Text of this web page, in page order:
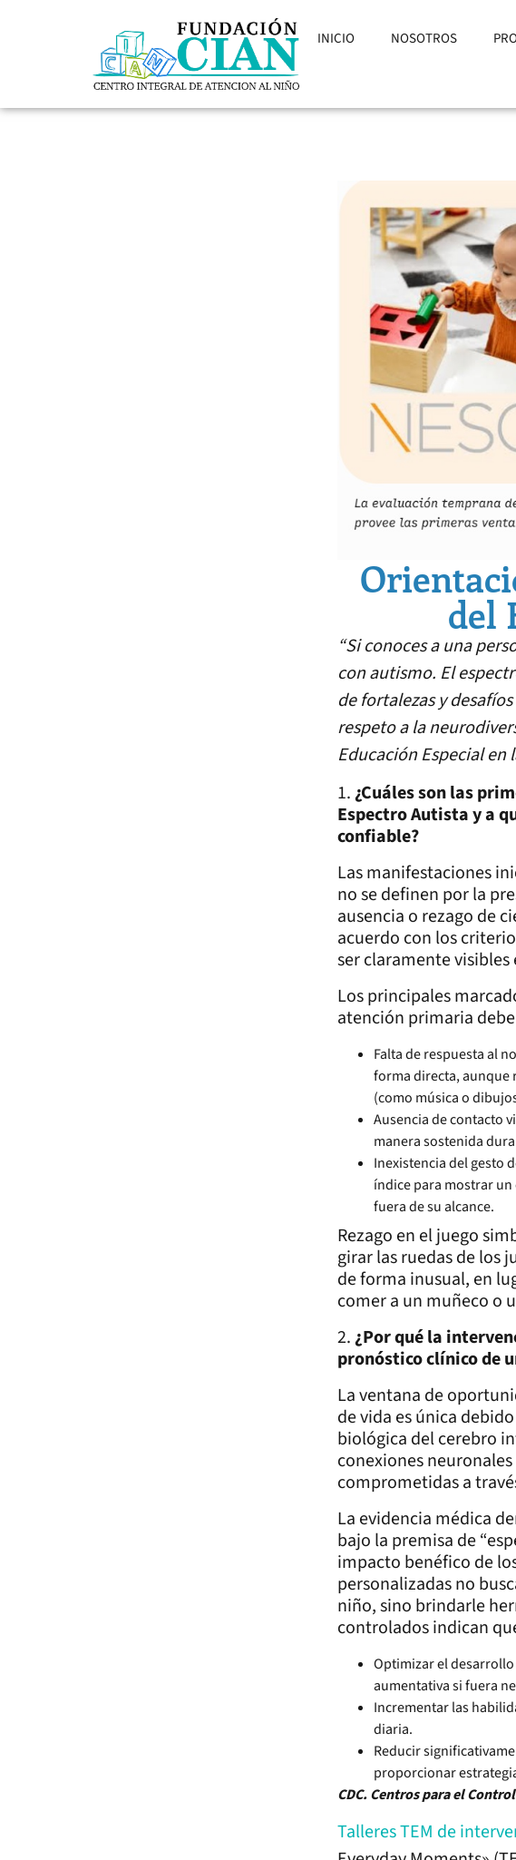
INICIO NOSOTROS
del
“Si conoces a una
con autismo. El
de fortalezas y
respeto a la
Educación Especial
1.¿Cuáles son las
Espectro Autista y a
confiable?
Las manifestaciones
no se definen por la
ausencia o rezago de
acuerdo con los
ser claramente visibles
Los principales
atención primaria
Falta de respuesta al
forma directa, aunque
(como música o
Ausencia de contacto
manera sostenida
Inexistencia del gesto
índice para mostrar
fuera de su alcance.
Rezago en el juego
girar las ruedas de los
de forma inusual, en
comer a un muñeco o
2.¿Por qué la
pronóstico clínico de
La ventana de
de vida es única
biológica del cerebro
conexiones
comprometidas a
La evidencia médica
bajo la premisa de
impacto benéfico de
personalizadas no
niño, sino brindarle
controlados indican
Optimizar el
aumentativa si fuera
Incrementar las
diaria.
Reducir
proporcionar
CDC. Centros para el
Talleres TEM de